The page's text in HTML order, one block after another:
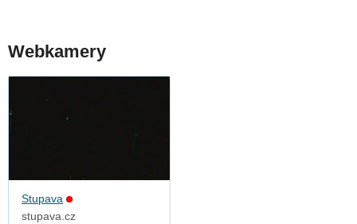
Webkamery
Stupava
stupava.cz